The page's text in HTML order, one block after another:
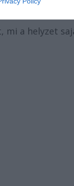
mi a helyzet